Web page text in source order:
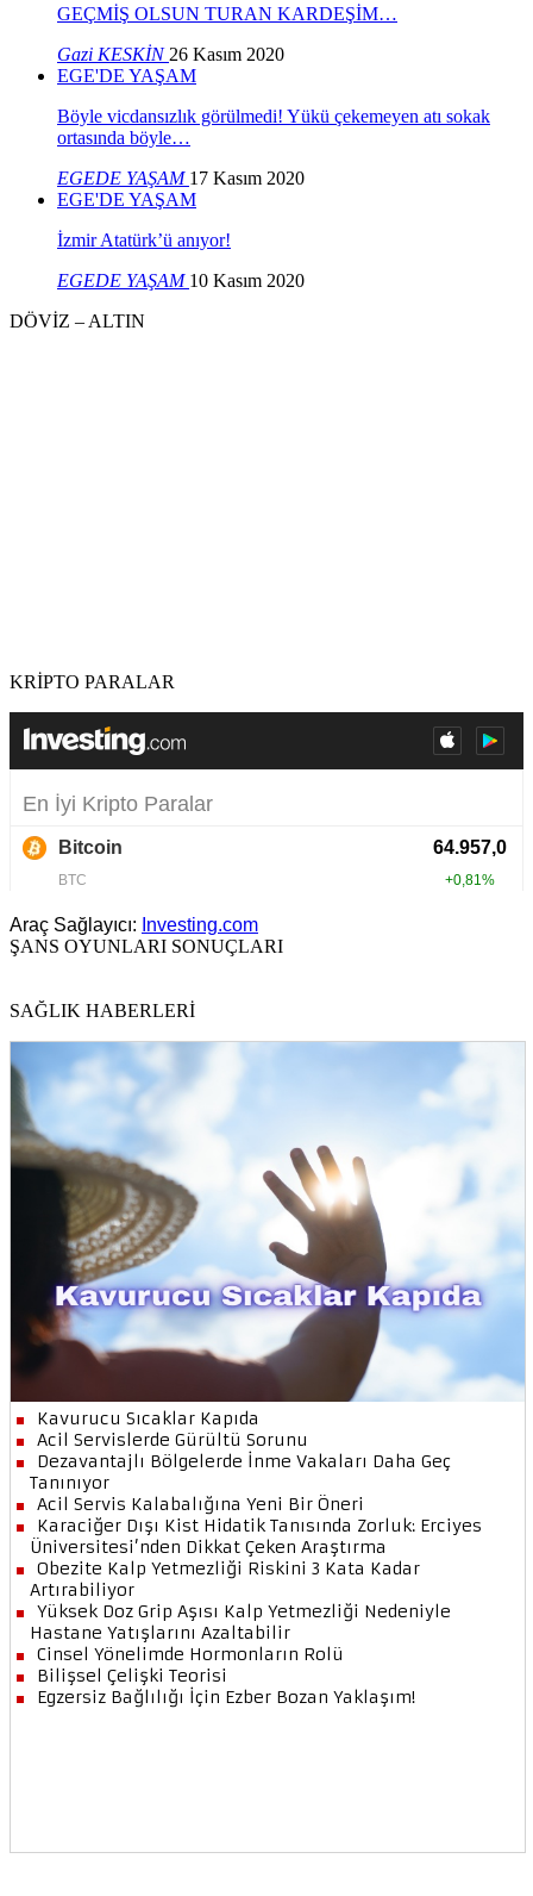
GEÇMİŞ OLSUN TURAN KARDEŞİM…
Gazi KESKİN 26 Kasım 2020
EGE'DE YAŞAM
Böyle vicdansızlık görülmedi! Yükü çekemeyen atı sokak
ortasında böyle…
EGEDE YAŞAM 17 Kasım 2020
EGE'DE YAŞAM
İzmir Atatürk’ü anıyor!
EGEDE YAŞAM 10 Kasım 2020
DÖVİZ – ALTIN
KRİPTO PARALAR
Araç Sağlayıcı: Investing.com
ŞANS OYUNLARI SONUÇLARI
SAĞLIK HABERLERİ